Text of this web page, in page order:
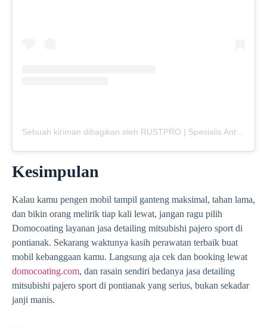
Kesimpulan
Kalau kamu pengen mobil tampil ganteng maksimal, tahan lama,
dan bikin orang melirik tiap kali lewat, jangan ragu pilih
Domocoating layanan jasa detailing mitsubishi pajero sport di
pontianak. Sekarang waktunya kasih perawatan terbaik buat
mobil kebanggaan kamu. Langsung aja cek dan booking lewat
domocoating.com, dan rasain sendiri bedanya jasa detailing
mitsubishi pajero sport di pontianak yang serius, bukan sekadar
janji manis.